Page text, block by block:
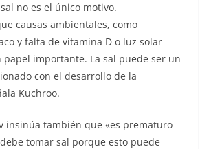
no es el único motivo.
causas ambientales, como
y falta de vitamina D o luz solar
papel importante. La sal puede ser un
con el desarrollo de la
Kuchroo.
insinúa también que «es prematuro
tomar sal porque esto puede